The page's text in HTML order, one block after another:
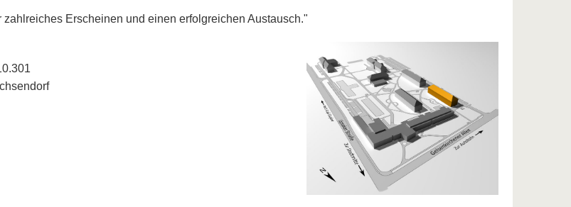
zahlreiches Erscheinen und einen erfolgreichen Austausch."